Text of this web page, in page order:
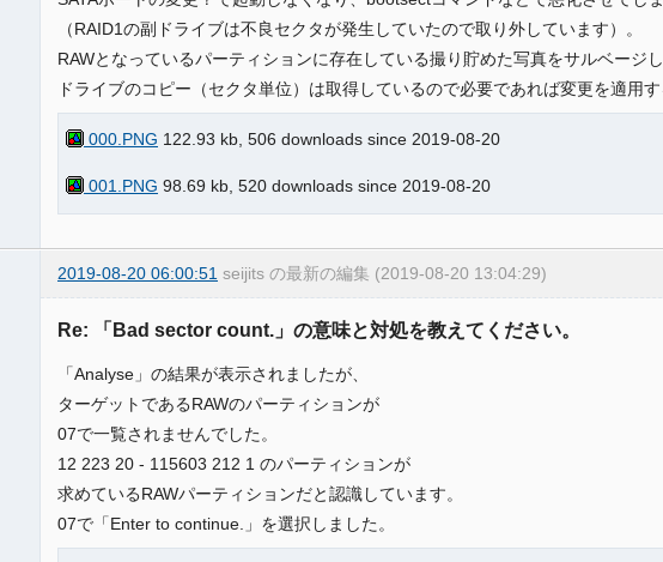
（RAID1の副ドライブは不良セクタが発生していたので取り外しています）。
RAWとなっているパーティションに存在している撮り貯めた写真をサルベージ
ドライブのコピー（セクタ単位）は取得しているので必要であれば変更を適用
000.PNG 122.93 kb, 506 downloads since 2019-08-20
001.PNG 98.69 kb, 520 downloads since 2019-08-20
2019-08-20 06:00:51 seijits の最新の編集 (2019-08-20 13:04:29)
Re: 「Bad sector count.」の意味と対処を教えてください。
「Analyse」の結果が表示されましたが、
ターゲットであるRAWのパーティションが
07で一覧されませんでした。
12 223 20 - 115603 212 1 のパーティションが
求めているRAWパーティションだと認識しています。
07で「Enter to continue.」を選択しました。